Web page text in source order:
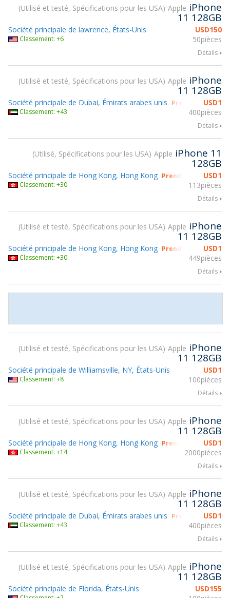
Utilisé et testé, Spécifications pour les USA Apple iPhone
11 128GB
USD150
50pièces
Société principale de lawrence, États-Unis
Classement: +6
Détails
Utilisé et testé, Spécifications pour les USA Apple iPhone
11 128GB
USD1
400pièces
Société principale de Dubai, Émirats arabes unis Prendre part à
Classement: +43
Détails
Utilisé, Spécifications pour les USA Apple iPhone 11
128GB
USD1
113pièces
Société principale de Hong Kong, Hong Kong Prendre part à gsmX
Classement: +30
Détails
Utilisé et testé, Spécifications pour les USA Apple iPhone
11 128GB
USD1
449pièces
Société principale de Hong Kong, Hong Kong Prendre part à gsmX
Classement: +30
Détails
Utilisé et testé, Spécifications pour les USA Apple iPhone
11 128GB
USD1
100pièces
Société principale de Williamsville, NY, États-Unis
Classement: +8
Détails
Utilisé et testé, Spécifications pour les USA Apple iPhone
11 128GB
USD1
2000pièces
Société principale de Hong Kong, Hong Kong Prendre part à gsmX
Classement: +14
Détails
Utilisé et testé, Spécifications pour les USA Apple iPhone
11 128GB
USD1
400pièces
Société principale de Dubai, Émirats arabes unis Prendre part à
Classement: +43
Détails
Utilisé et testé, Spécifications pour les USA Apple iPhone
11 128GB
USD155
Société principale de Florida, États-Unis